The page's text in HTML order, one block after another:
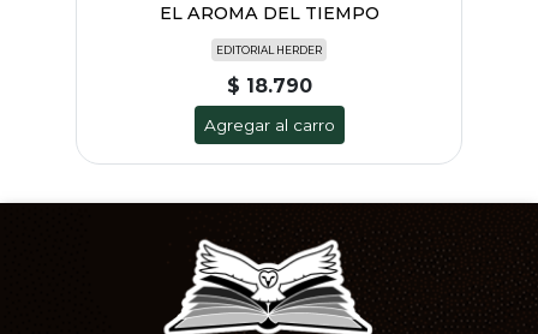
EL AROMA DEL TIEMPO
EDITORIAL HERDER
$ 18.790
Agregar al carro